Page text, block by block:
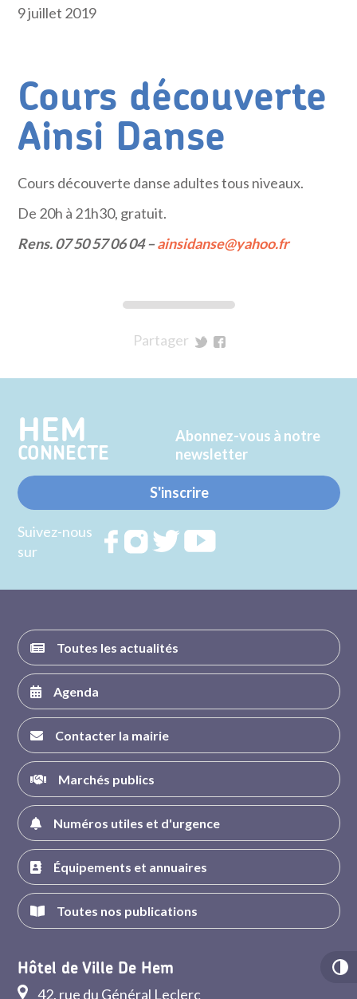
9 juillet 2019
Cours découverte
Ainsi Danse
Cours découverte danse adultes tous niveaux.
De 20h à 21h30, gratuit.
Rens. 07 50 57 06 04 –ainsidanse@yahoo.fr
Partager
Twitter
Facebook
HEM
CONNECTE
Abonnez-vous à notre
newsletter
S'inscrire
Suivez-nous
sur
RejoignezRejoignezRejoignez
Toutes les actualités
Agenda
Contacter la mairie
Marchés publics
Numéros utiles et d'urgence
Équipements et annuaires
Toutes nos publications
Hôtel de Ville De Hem
42, rue du Général Leclerc